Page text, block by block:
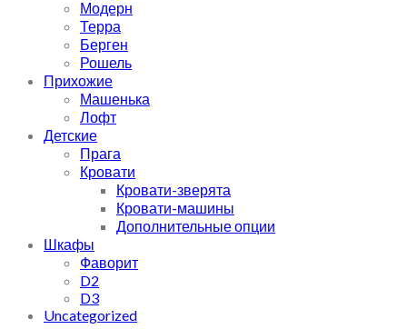
Модерн
Терра
Берген
Рошель
Прихожие
Машенька
Лофт
Детские
Прага
Кровати
Кровати-зверята
Кровати-машины
Дополнительные опции
Шкафы
Фаворит
D2
D3
Uncategorized